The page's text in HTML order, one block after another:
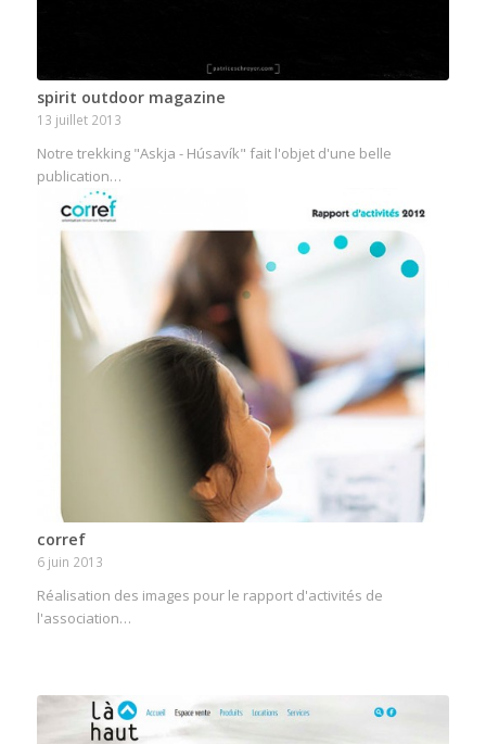
spirit outdoor magazine
13 juillet 2013
Notre trekking "Askja - Húsavík" fait l'objet d'une belle
publication…
corref
6 juin 2013
Réalisation des images pour le rapport d'activités de
l'association…